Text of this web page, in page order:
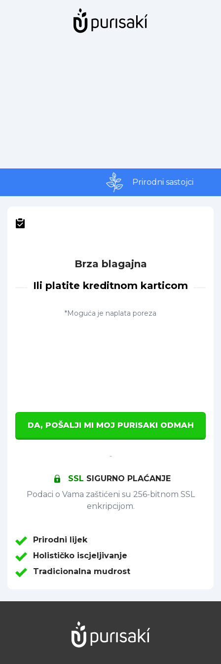
Prirodni sastojci
Brza blagajna
Ili platite kreditnom karticom
*Moguća je naplata poreza
DA, POŠALJI MI MOJ PURISAKI ODMAH
-
SSL SIGURNO PLAĆANJE
Podaci o Vama zaštićeni su 256-bitnom SSL
enkripcijom.
Prirodni lijek
Holističko iscjeljivanje
Tradicionalna mudrost